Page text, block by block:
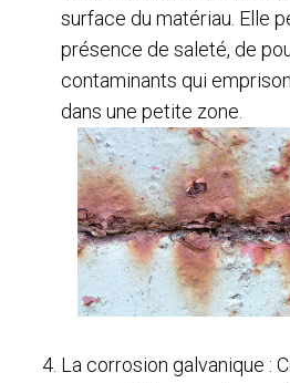
surface du matériau. Elle
présence de saleté, de
contaminants qui
dans une petite zone.
La corrosion galvanique :